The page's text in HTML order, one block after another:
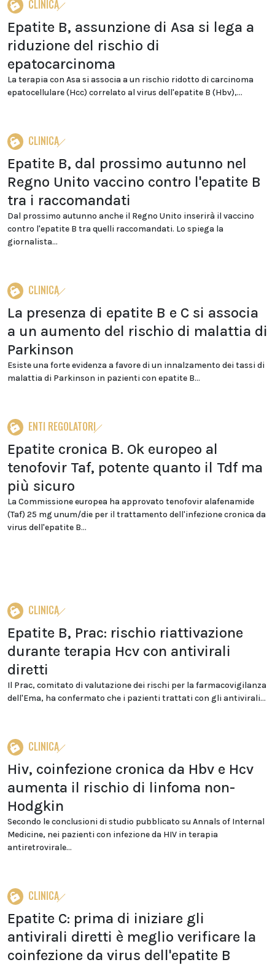
CLINICA
Epatite B, assunzione di Asa si lega a
riduzione del rischio di
epatocarcinoma
La terapia con Asa si associa a un rischio ridotto di carcinoma
epatocellulare (Hcc) correlato al virus dell'epatite B (Hbv),...
CLINICA
Epatite B, dal prossimo autunno nel
Regno Unito vaccino contro l'epatite B
tra i raccomandati
Dal prossimo autunno anche il Regno Unito inserirà il vaccino
contro l'epatite B tra quelli raccomandati. Lo spiega la
giornalista...
CLINICA
La presenza di epatite B e C si associa
a un aumento del rischio di malattia di
Parkinson
Esiste una forte evidenza a favore di un innalzamento dei tassi di
malattia di Parkinson in pazienti con epatite B...
ENTI REGOLATORI
Epatite cronica B. Ok europeo al
tenofovir Taf, potente quanto il Tdf ma
più sicuro
La Commissione europea ha approvato tenofovir alafenamide
(Taf) 25 mg unum/die per il trattamento dell'infezione cronica da
virus dell'epatite B...
CLINICA
Epatite B, Prac: rischio riattivazione
durante terapia Hcv con antivirali
diretti
Il Prac, comitato di valutazione dei rischi per la farmacovigilanza
dell'Ema, ha confermato che i pazienti trattati con gli antivirali...
CLINICA
Hiv, coinfezione cronica da Hbv e Hcv
aumenta il rischio di linfoma non-
Hodgkin
Secondo le conclusioni di studio pubblicato su Annals of Internal
Medicine, nei pazienti con infezione da HIV in terapia
antiretrovirale...
CLINICA
Epatite C: prima di iniziare gli
antivirali diretti è meglio verificare la
coinfezione da virus dell'epatite B